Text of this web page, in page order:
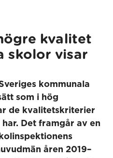
kvalitet
skolor visar
kommunala
som i hög
de kvalitetskriterier
Det framgår av en
åren 2019–